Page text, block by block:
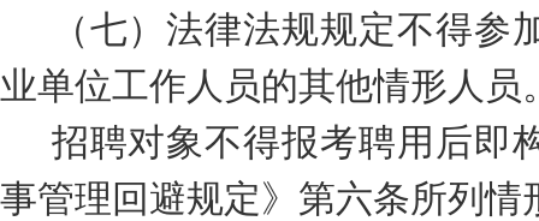
（七）法律法规规定不得参
业单位工作人员的其他情形人员
招聘对象不得报考聘用后即
事管理回避规定》第六条所列情